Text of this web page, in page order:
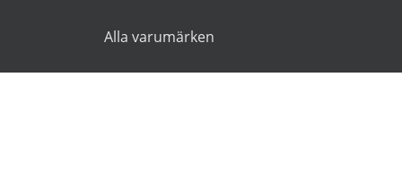
Alla varumärken